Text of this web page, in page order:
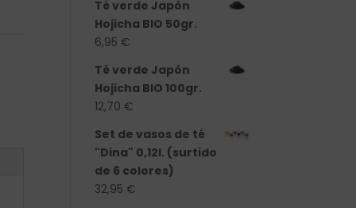
Té verde Japón
Hojicha BIO 50gr.
6,95 €
Té verde Japón
Hojicha BIO 100gr.
12,70 €
Set de vasos de té
"Dina" 0,12l. (surtido
de 6 colores)
32,95 €